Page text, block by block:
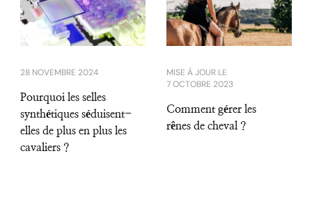
28 NOVEMBRE 2024
Pourquoi les selles
synthétiques séduisent-
elles de plus en plus les
cavaliers ?
MISE À JOUR LE
7 OCTOBRE 2023
Comment gérer les
rênes de cheval ?